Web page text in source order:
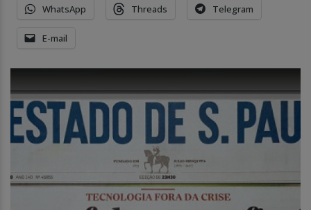
WhatsApp Threads Telegram
E-mail